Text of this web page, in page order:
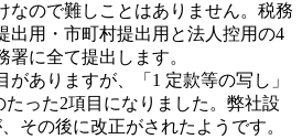
なので難しことはありません。税務
出用・市町村提出用と法人控用の4
に全て提出します。
ありますが、「1 定款等の写し」
った2項目になりました。弊社設
その後に改正がされたようです。